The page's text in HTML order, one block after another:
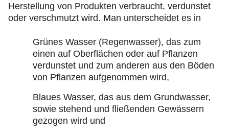
Herstellung von Produkten verbraucht, verdunstet
oder verschmutzt wird. Man unterscheidet es in
Grünes Wasser (Regenwasser), das zum
einen auf Oberflächen oder auf Pflanzen
verdunstet und zum anderen aus den Böden
von Pflanzen aufgenommen wird,
Blaues Wasser, das aus dem Grundwasser,
sowie stehend und fließenden Gewässern
gezogen wird und